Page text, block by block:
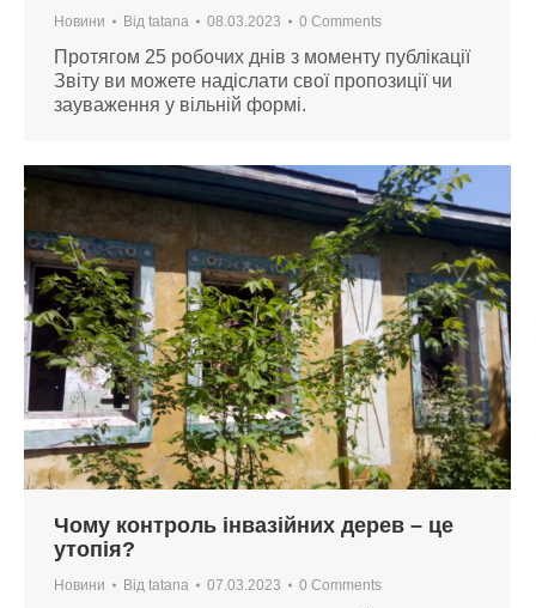
Новини Від tatana 08.03.2023 0 Comments
Протягом 25 робочих днів з моменту публікації
Звіту ви можете надіслати свої пропозиції чи
зауваження у вільній формі.
Чому контроль інвазійних дерев – це
утопія?
Новини Від tatana 07.03.2023 0 Comments